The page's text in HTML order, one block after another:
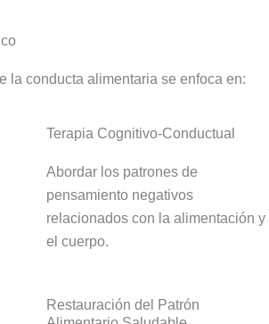
la conducta alimentaria se enfoca en:
Terapia Cognitivo-Conductual
Abordar los patrones de
pensamiento negativos
relacionados con la alimentación y
el cuerpo.
Restauración del Patrón